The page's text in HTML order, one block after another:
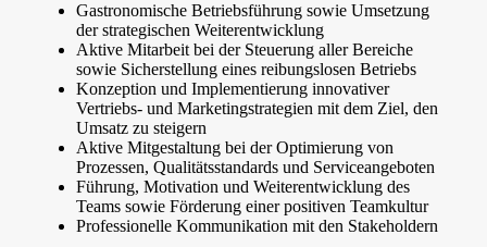
Gastronomische Betriebsführung sowie Umsetzung
der strategischen Weiterentwicklung
Aktive Mitarbeit bei der Steuerung aller Bereiche
sowie Sicherstellung eines reibungslosen Betriebs
Konzeption und Implementierung innovativer
Vertriebs- und Marketingstrategien mit dem Ziel, den
Umsatz zu steigern
Aktive Mitgestaltung bei der Optimierung von
Prozessen, Qualitätsstandards und Serviceangeboten
Führung, Motivation und Weiterentwicklung des
Teams sowie Förderung einer positiven Teamkultur
Professionelle Kommunikation mit den Stakeholdern